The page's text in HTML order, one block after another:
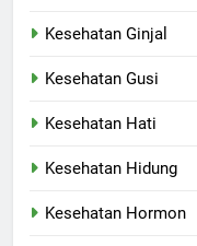
Kesehatan Ginjal
Kesehatan Gusi
Kesehatan Hati
Kesehatan Hidung
Kesehatan Hormon